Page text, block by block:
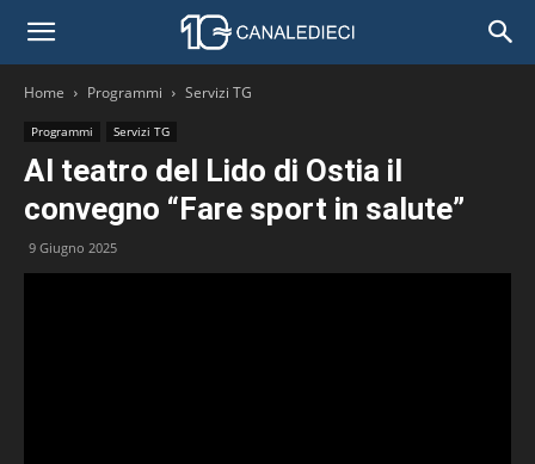
Home Programmi Servizi TG
Programmi Servizi TG
Al teatro del Lido di Ostia il
convegno “Fare sport in salute”
9 Giugno 2025